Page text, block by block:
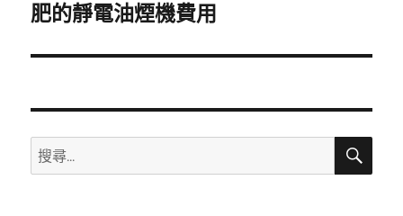
一
文
肥的靜電油煙機費用
搜
尋
搜